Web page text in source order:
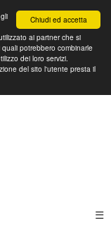
Chiudi ed accetta
ai partner che si
potrebbero combinarle
dei loro servizi.
del sito l'utente presta il
☰